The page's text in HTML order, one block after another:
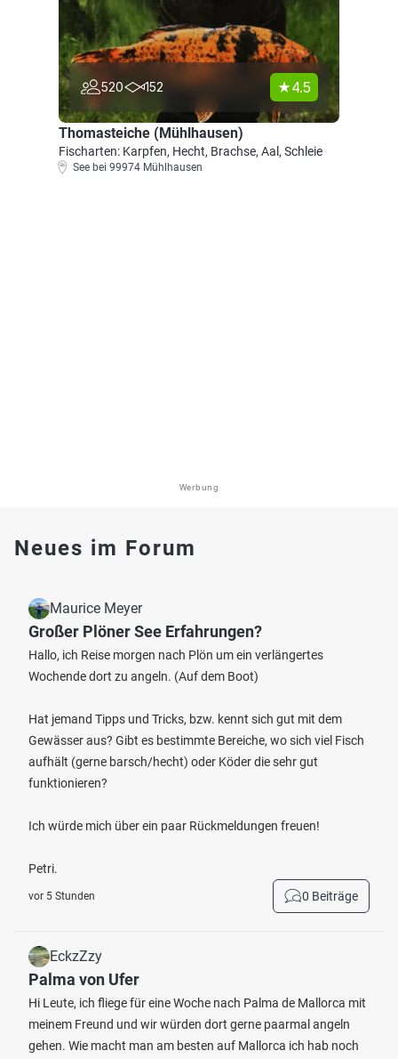
520 152 4.5
Thomasteiche (Mühlhausen)
Fischarten: Karpfen, Hecht, Brachse, Aal, Schleie
See bei 99974 Mühlhausen
Werbung
Neues im Forum
Maurice Meyer
Großer Plöner See Erfahrungen?
Hallo, ich Reise morgen nach Plön um ein verlängertes
Wochende dort zu angeln. (Auf dem Boot)
Hat jemand Tipps und Tricks, bzw. kennt sich gut mit dem
Gewässer aus? Gibt es bestimmte Bereiche, wo sich viel Fisch
aufhält (gerne barsch/hecht) oder Köder die sehr gut
funktionieren?
Ich würde mich über ein paar Rückmeldungen freuen!
Petri.
vor 5 Stunden 0 Beiträge
EckzZzy
Palma von Ufer
Hi Leute, ich fliege für eine Woche nach Palma de Mallorca mit
meinem Freund und wir würden dort gerne paarmal angeln
gehen. Wie macht man am besten auf Mallorca ich hab noch